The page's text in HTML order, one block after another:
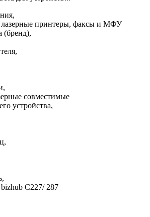
принтеры, факсы и МФУ
(бренд),
совместимые
устройства,
C227/ 287